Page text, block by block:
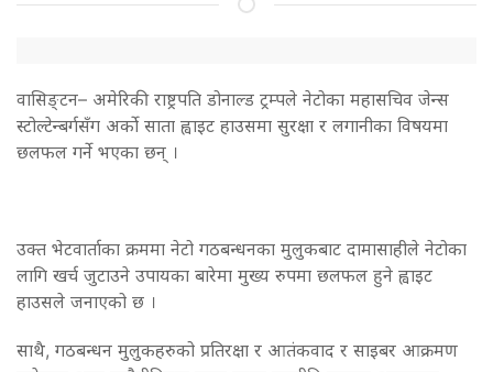
वासिङ्टन– अमेरिकी राष्ट्रपति डोनाल्ड ट्रम्पले नेटोका महासचिव जेन्स
स्टोल्टेन्बर्गसँग अर्को साता ह्वाइट हाउसमा सुरक्षा र लगानीका विषयमा
छलफल गर्ने भएका छन् ।
उक्त भेटवार्ताका क्रममा नेटो गठबन्धनका मुलुकबाट दामासाहीले नेटोका
लागि खर्च जुटाउने उपायका बारेमा मुख्य रुपमा छलफल हुने ह्वाइट
हाउसले जनाएको छ ।
साथै, गठबन्धन मुलुकहरुको प्रतिरक्षा र आतंकवाद र साइबर आक्रमण